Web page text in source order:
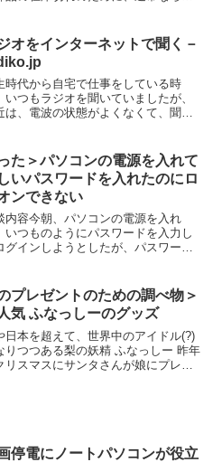
あるようですが、WindowsXPのサポ
が...
オをインターネットで聞く－
時代から自宅で仕事をしている時
いつもラジオを聞いていましたが、
は、電波の状態がよくなくて、聞く
ので、試しに聞いたところ、非常に
なので、ご紹介します。...
た＞パソコンの電源を入れて
いパスワードを入れたのにロ
ンできない
内容今朝、パソコンの電源を入れ
いつものようにパスワードを入力し
グインしようとしたが、パスワード
・・・。原因と対策今回のパスワー
は、数字が含まれていました...
プレゼントのための調べ物＞
気 ふなっしーのグッズ
日本を超えて、世界中のアイドル(?)
りつつある梨の妖精 ふなっしー 昨年
リスマスにサンタさんが娘にプレゼ
停電にノートパソコンが役立